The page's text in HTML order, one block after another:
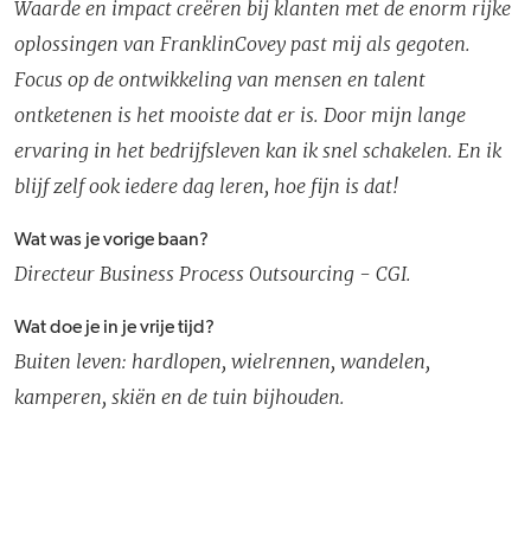
Waarde en impact creëren bij klanten met de enorm rijke
oplossingen van FranklinCovey past mij als gegoten.
Focus op de ontwikkeling van mensen en talent
ontketenen is het mooiste dat er is. Door mijn lange
ervaring in het bedrijfsleven kan ik snel schakelen. En ik
blijf zelf ook iedere dag leren, hoe fijn is dat!
Wat was je vorige baan?
Directeur Business Process Outsourcing - CGI.
Wat doe je in je vrije tijd?
Buiten leven: hardlopen, wielrennen, wandelen,
kamperen, skiën en de tuin bijhouden.